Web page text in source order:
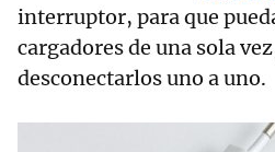
interruptor, para que
cargadores de una sola
desconectarlos uno a uno.